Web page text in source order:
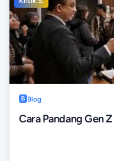
Blog
Cara Pandang Gen